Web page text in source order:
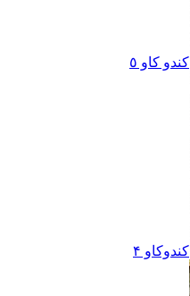
کندو کاو ٥
کندوکاو ۴